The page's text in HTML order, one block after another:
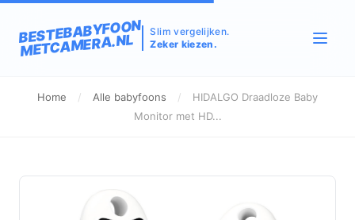
BESTEBABYFOON
METCAMERA.NL
Slim vergelijken.
Zeker kiezen.
Home / Alle babyfoons /
HIDALGO Draadloze Baby
Monitor met HD...